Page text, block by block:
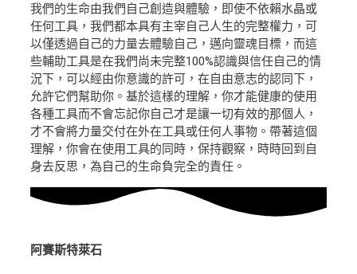
我們的生命由我們自己創造與體驗，即使不依賴水晶或
任何工具，我們都本具有主宰自己人生的完整權力，可
以僅透過自己的力量去體驗自己，邁向靈魂目標，而這
些輔助工具是在我們尚未完整100%認識與信任自己的情
況下，可以經由你意識的許可，在自由意志的認同下，
允許它們幫助你。基於這樣的理解，你才能健康的使用
各種工具而不會忘記你自己才是讓一切有效的那個人，
才不會將力量交付在外在工具或任何人事物。帶著這個
理解，你會在使用工具的同時，保持觀察，時時回到自
身去反思，為自己的生命負完全的責任。
阿賽斯特萊石